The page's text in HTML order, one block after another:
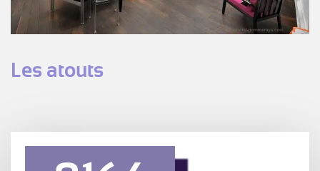
Les atouts